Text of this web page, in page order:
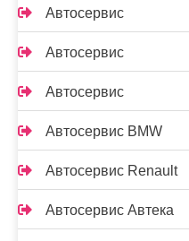
Автосервис
Автосервис
Автосервис
Автосервис BMW
Автосервис Renault
Автосервис Автека